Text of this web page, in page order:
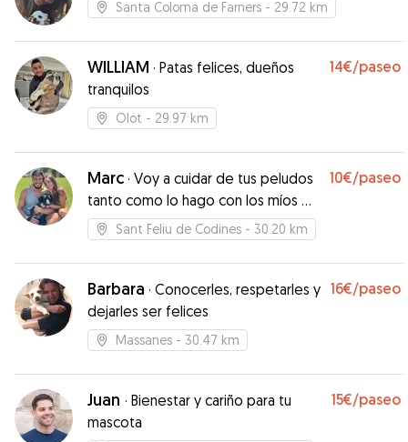
Santa Coloma de Farners - 29.72 km
WILLIAM · Patas felices, dueños
tranquilos
14€/paseo
Olot - 29.97 km
Marc · Voy a cuidar de tus peludos
tanto como lo hago con los míos 🐶
🐱
10€/paseo
Sant Feliu de Codines - 30.20 km
Barbara · Conocerles, respetarles y
dejarles ser felices
16€/paseo
Massanes - 30.47 km
Juan · Bienestar y cariño para tu
mascota
15€/paseo